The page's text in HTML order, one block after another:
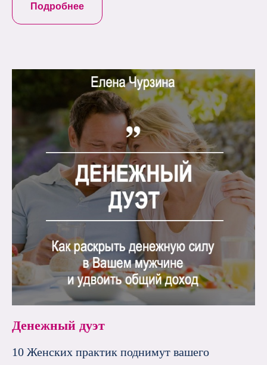
Подробнее
Денежный дуэт
10 Женских практик поднимут вашего